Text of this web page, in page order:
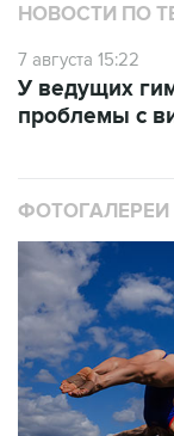
НОВОСТИ ПО
7 августа 15:22
У ведущих
проблемы с
ФОТОГАЛЕРЕИ